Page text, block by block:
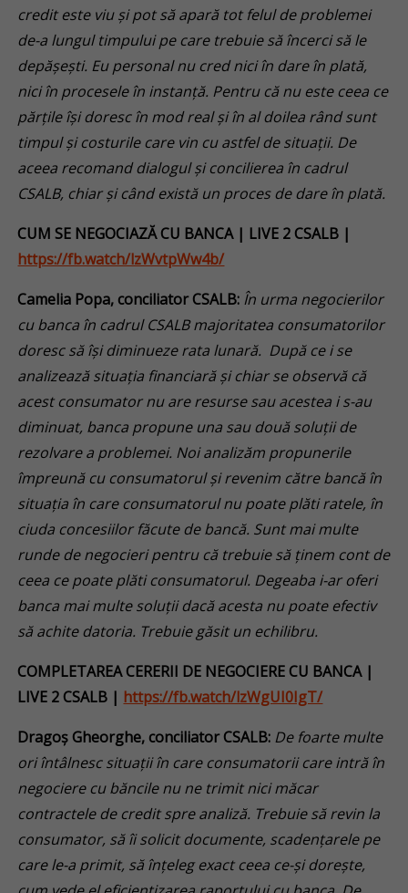
credit este viu și pot să apară tot felul de problemei
de-a lungul timpului pe care trebuie să încerci să le
depășești. Eu personal nu cred nici în dare în plată,
nici în procesele în instanță. Pentru că nu este ceea ce
părțile își doresc în mod real și în al doilea rând sunt
timpul și costurile care vin cu astfel de situații. De
aceea recomand dialogul și concilierea în cadrul
CSALB, chiar și când există un proces de dare în plată.
CUM SE NEGOCIAZĂ CU BANCA | LIVE 2CSALB |
https://fb.watch/lzWvtpWw4b/
Camelia Popa, conciliator CSALB: În urma negocierilor
cu banca în cadrul CSALB majoritatea consumatorilor
doresc să își diminueze rata lunară. După ce i se
analizează situația financiară și chiar se observă că
acest consumator nu are resurse sau acestea i s-au
diminuat, banca propune una sau două soluții de
rezolvare a problemei. Noi analizăm propunerile
împreună cu consumatorul și revenim către bancă în
situația în care consumatorul nu poate plăti ratele, în
ciuda concesiilor făcute de bancă. Sunt mai multe
runde de negocieri pentru că trebuie să ținem cont de
ceea ce poate plăti consumatorul. Degeaba i-ar oferi
banca mai multe soluții dacă acesta nu poate efectiv
să achite datoria. Trebuie găsit un echilibru.
COMPLETAREA CERERII DE NEGOCIERE CU BANCA |
LIVE 2CSALB | https://fb.watch/lzWgUI0IgT/
Dragoș Gheorghe, conciliator CSALB: De foarte multe
ori întâlnesc situații în care consumatorii care intră în
negociere cu băncile nu ne trimit nici măcar
contractele de credit spre analiză. Trebuie să revin la
consumator, să îi solicit documente, scadențarele pe
care le-a primit, să înțeleg exact ceea ce-și dorește,